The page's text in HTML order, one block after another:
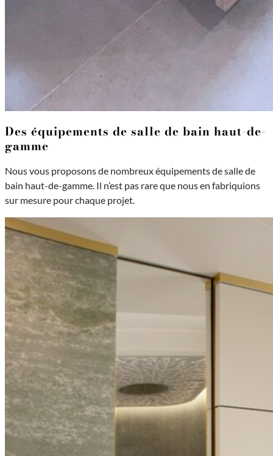
Des équipements de salle de bain haut-de-
gamme
Nous vous proposons de nombreux équipements de salle de
bain haut-de-gamme. Il n’est pas rare que nous en fabriquions
sur mesure pour chaque projet.